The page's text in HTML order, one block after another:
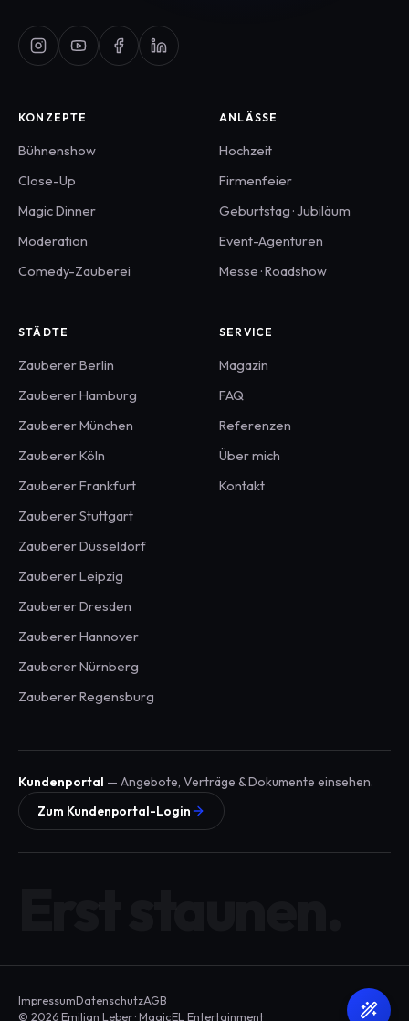
KONZEPTE
Bühnenshow
Close-Up
Magic Dinner
Moderation
Comedy-Zauberei
ANLÄSSE
Hochzeit
Firmenfeier
Geburtstag · Jubiläum
Event-Agenturen
Messe · Roadshow
STÄDTE
ZaubererBerlin
ZaubererHamburg
ZaubererMünchen
ZaubererKöln
ZaubererFrankfurt
ZaubererStuttgart
ZaubererDüsseldorf
ZaubererLeipzig
ZaubererDresden
ZaubererHannover
ZaubererNürnberg
ZaubererRegensburg
SERVICE
Magazin
FAQ
Referenzen
Über mich
Kontakt
Kundenportal — Angebote, Verträge & Dokumente einsehen.
Zum Kundenportal-Login
ImpressumDatenschutzAGB
© 2026 Emilian Leber · MagicEL Entertainment